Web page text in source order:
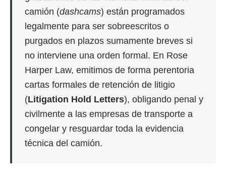
camión (dashcams) están programados
legalmente para ser sobreescritos o
purgados en plazos sumamente breves si
no interviene una orden formal. En Rose
Harper Law, emitimos de forma perentoria
cartas formales de retención de litigio
(Litigation Hold Letters), obligando penal y
civilmente a las empresas de transporte a
congelar y resguardar toda la evidencia
técnica del camión.